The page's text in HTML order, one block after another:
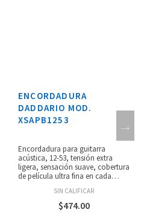
ENCORDADURA
DADDARIO MOD.
XSAPB1253
Encordadura para guitarra
acústica, 12-53, tensión extra
ligera, sensación suave, cobertura
de película ultra fina en cada
polimérico único en los aceros
lisos, alto nivel de protección,
núcleo de acero de alto carbono
SIN CALIFICAR
$474.00